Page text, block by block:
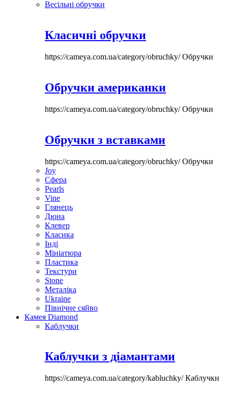
Весільні обручки
Класичні обручки
https://cameya.com.ua/category/obruchky/Обручки
Обручки американки
https://cameya.com.ua/category/obruchky/Обручки
Обручки з вставками
https://cameya.com.ua/category/obruchky/Обручки
Joy
Сфера
Pearls
Vine
Глянець
Дюна
Клевер
Класика
Інді
Мініатюра
Пластика
Текстури
Stone
Металіка
Ukraine
Північне сяйво
Камея Diamond
Каблучки
Каблучки з діамантами
https://cameya.com.ua/category/kabluchky/Каблучки